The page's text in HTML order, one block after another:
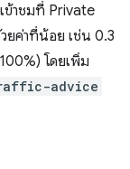
ข้าชมที่ Private
ค่าที่น้อย เช่น 0.3
โดยเพิ่ม
advice